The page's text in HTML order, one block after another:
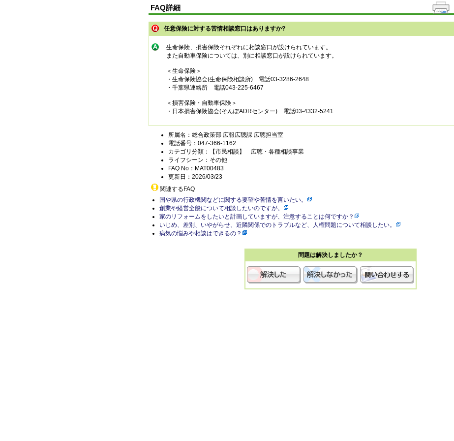
FAQ詳細
任意保険に対する苦情相談窓口はありますか?
生命保険、損害保険それぞれに相談窓口が設けられています。
また自動車保険については、別に相談窓口が設けられています。
＜生命保険＞
・生命保険協会(生命保険相談所) 電話03-3286-2648
・千葉県連絡所 電話043-225-6467
＜損害保険・自動車保険＞
・日本損害保険協会(そんぽADRセンター) 電話03-4332-5241
所属名：総合政策部 広報広聴課 広聴担当室
電話番号：047-366-1162
カテゴリ分類：【市民相談】 広聴・各種相談事業
ライフシーン：その他
FAQ No：MAT00483
更新日：2026/03/23
関連するFAQ
国や県の行政機関などに関する要望や苦情を言いたい。
創業や経営全般について相談したいのですが。
家のリフォームをしたいと計画していますが、注意することは何ですか？
いじめ、差別、いやがらせ、近隣関係でのトラブルなど、人権問題について相談したい。
病気の悩みや相談はできるの？
問題は解決しましたか？